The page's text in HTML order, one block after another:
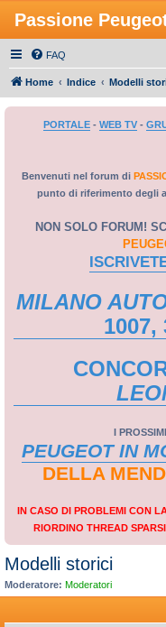
Passione
FAQ
Home Indice Modelli
PORTALE- WEB TV-
Benvenuti nel forum di
punto di riferimento degli
NON SOLO FORUM!
MILANO
1007,
I
PEUGEOT IN
DELLA
IN CASO DI PROBLEMI CON
RIORDINO THREAD
Modelli storici
Moderatore: Moderatori